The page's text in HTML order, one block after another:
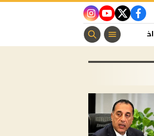
facebook
twitter
youtube
instagram
اخبار الفن منوعات مسيحية